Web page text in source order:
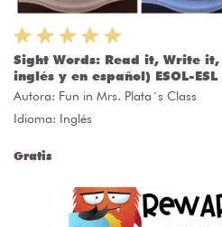
Sight Words: Read it, Write
inglés y en español) ESOL-ESL
Autora: Fun in Mrs. Plata´s Class
Idioma: Inglés
Gratis